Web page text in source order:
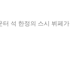
터 석 한정의 스시 뷔페가